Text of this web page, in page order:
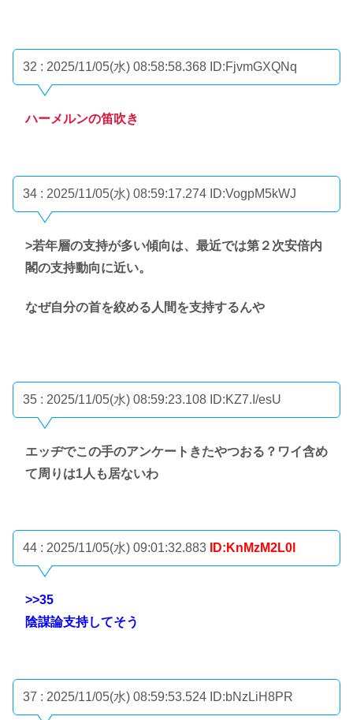
32 : 2025/11/05(水) 08:58:58.368 ID:FjvmGXQNq
ハーメルンの笛吹き
34 : 2025/11/05(水) 08:59:17.274 ID:VogpM5kWJ
>若年層の支持が多い傾向は、最近では第２次安倍内
閣の支持動向に近い。
なぜ自分の首を絞める人間を支持するんや
35 : 2025/11/05(水) 08:59:23.108 ID:KZ7.I/esU
エッヂでこの手のアンケートきたやつおる？ワイ含め
て周りは1人も居ないわ
44 : 2025/11/05(水) 09:01:32.883 ID:KnMzM2L0l
>>35
陰謀論支持してそう
37 : 2025/11/05(水) 08:59:53.524 ID:bNzLiH8PR